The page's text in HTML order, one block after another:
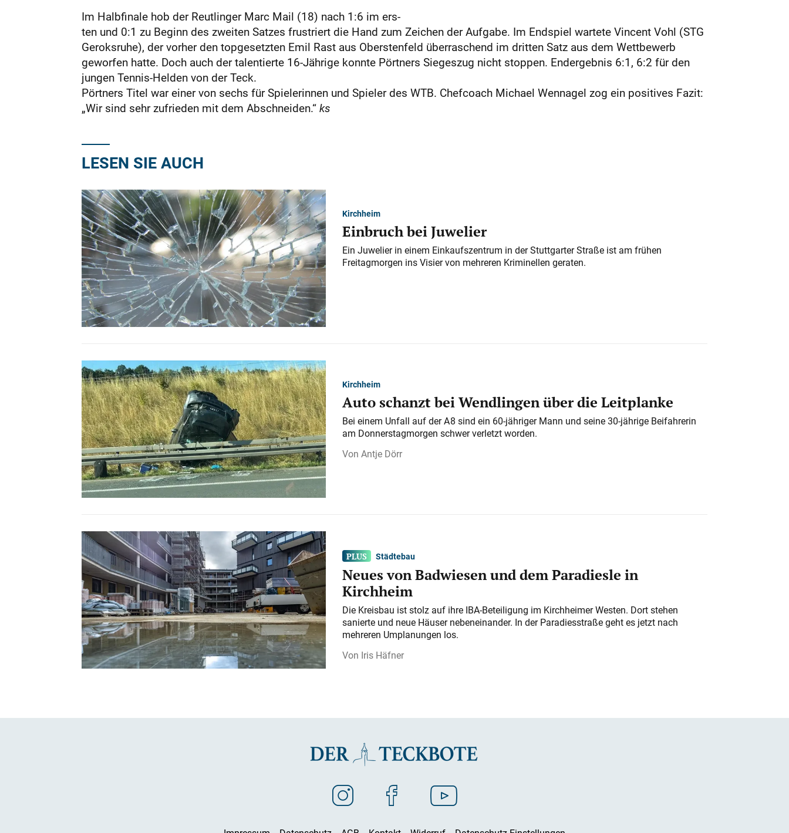
Im Halbfinale hob der Reutlinger Marc Mail (18) nach 1:6 im ers-
ten und 0:1 zu Beginn des zweiten Satzes frustriert die Hand zum Zeichen der Aufgabe. Im Endspiel wartete Vincent Vohl (STG
Geroksruhe), der vorher den topgesetzten Emil Rast aus Oberstenfeld überraschend im dritten Satz aus dem Wettbewerb
geworfen hatte. Doch auch der talentierte 16-Jährige konnte Pörtners Siegeszug nicht stoppen. Endergebnis 6:1, 6:2 für den
jungen Tennis-Helden von der Teck.
Pörtners Titel war einer von sechs für Spielerinnen und Spieler des WTB. Chefcoach Michael Wennagel zog ein positives Fazit:
„Wir sind sehr zufrieden mit dem Abschneiden.“ks
LESEN SIE AUCH
Kirchheim
Einbruch bei Juwelier
Ein Juwelier in einem Einkaufszentrum in der Stuttgarter Straße ist am frühen
Freitagmorgen ins Visier von mehreren Kriminellen geraten.
Kirchheim
Auto schanzt bei Wendlingen über die Leitplanke
Bei einem Unfall auf der A 8 sind ein 60-jähriger Mann und seine 30-jährige Beifahrerin
am Donnerstagmorgen schwer verletzt worden.
Antje Dörr
Städtebau
Neues von Badwiesen und dem Paradiesle in
Kirchheim
Die Kreisbau ist stolz auf ihre IBA-Beteiligung im Kirchheimer Westen. Dort stehen
sanierte und neue Häuser nebeneinander. In der Paradiesstraße geht es jetzt nach
mehreren Umplanungen los.
Iris Häfner